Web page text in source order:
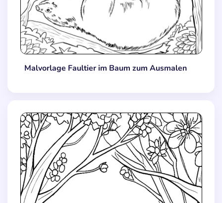
Malvorlage Faultier im Baum zum Ausmalen